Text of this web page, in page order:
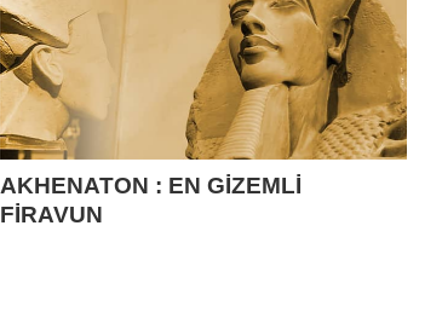
AKHENATON : EN GİZEMLİ
FİRAVUN